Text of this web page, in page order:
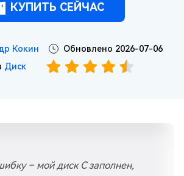
КУПИТЬ СЕЙЧАС
Кокин
Обновлено 2026-07-06
Диск
– мой диск C заполнен,